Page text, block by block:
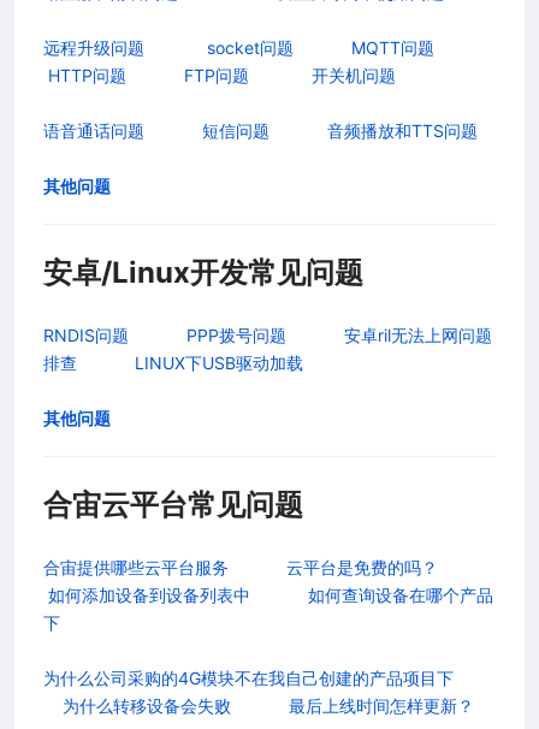
远程升级问题 socket问题
MQTT问题
HTTP问题
FTP问题 开关机问题
语音通话问题 短信问题 音频播放和TTS问题
其他问题
安卓/Linux开发常见问题
RNDIS问题 PPP拨号问题
安卓ril无法上网问题
排查
LINUX下USB驱动加载
其他问题
合宙云平台常见问题
合宙提供哪些云平台服务
云平台是免费的吗？
如何添加设备到设备列表中
如何查询设备在哪个产品
下
为什么公司采购的4G模块不在我自己创建的产品项目下
为什么转移设备会失败
最后上线时间怎样更新？